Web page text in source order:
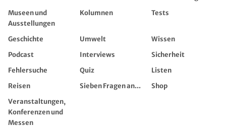
Museen und
Ausstellungen
Kolumnen Tests
Geschichte Umwelt
Wissen
Podcast
Interviews
Sicherheit
Fehlersuche
Quiz
Listen
Reisen
Sieben Fragen an...
Shop
Veranstaltungen,
Konferenzen und
Messen